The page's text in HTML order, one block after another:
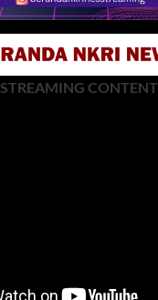
STREAMING CONTENT